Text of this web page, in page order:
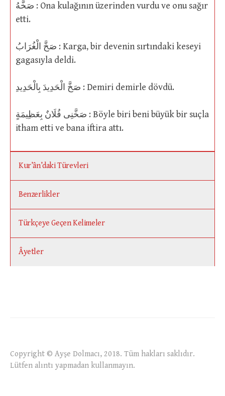
صَخَّهُ : Ona kulağının üzerinden vurdu ve onu sağır
etti.
صَخَّ الْغُرَابُ : Karga, bir devenin sırtındaki keseyi
gagasıyla deldi.
صَخَّ الْحَدِيدَ بِالْحَدِيدِ : Demiri demirle dövdü.
صَخَّنِى فُلَانٌ بِعَظِيمَةٍ : Böyle biri beni büyük bir suçla
itham etti ve bana iftira attı.
Kur’ân’daki Türevleri
Benzerlikler
Türkçeye Geçen Kelimeler
Âyetler
Copyright © Ayşe Dolmacı, 2018. Tüm hakları saklıdır.
Lütfen alıntı yapmadan kullanmayın.